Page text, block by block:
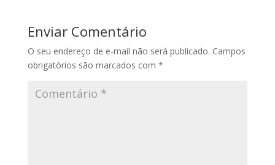
Enviar Comentário
O seu endereço de e-mail não será publicado. Campos
obrigatórios são marcados com *